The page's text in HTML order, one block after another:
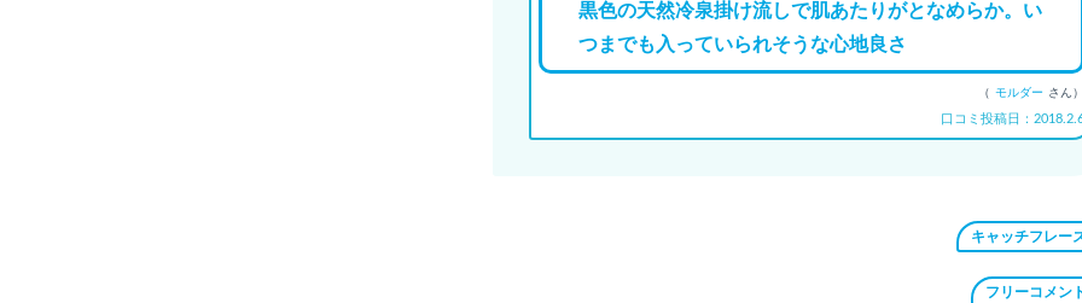
黒色の天然冷泉掛け流しで肌あたりがとなめらか。い
つまでも入っていられそうな心地良さ
（ モルダー さん）
口コミ投稿日：
キャッチフレー
フリーコメン